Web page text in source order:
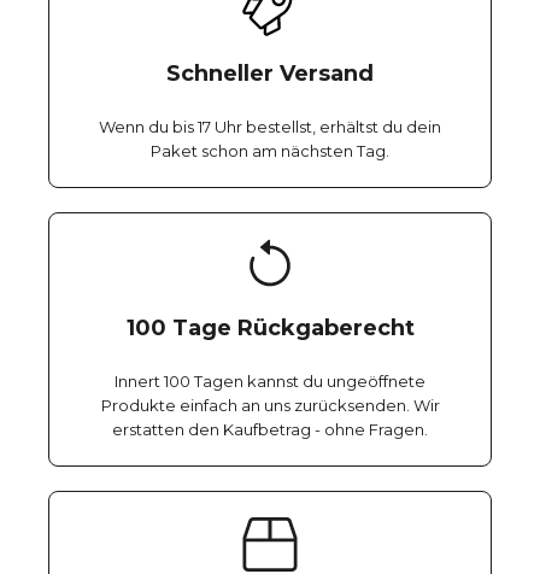
Schneller Versand
Wenn du bis 17 Uhr bestellst, erhältst du dein
Paket schon am nächsten Tag.
100 Tage Rückgaberecht
Innert 100 Tagen kannst du ungeöffnete
Produkte einfach an uns zurücksenden. Wir
erstatten den Kaufbetrag - ohne Fragen.